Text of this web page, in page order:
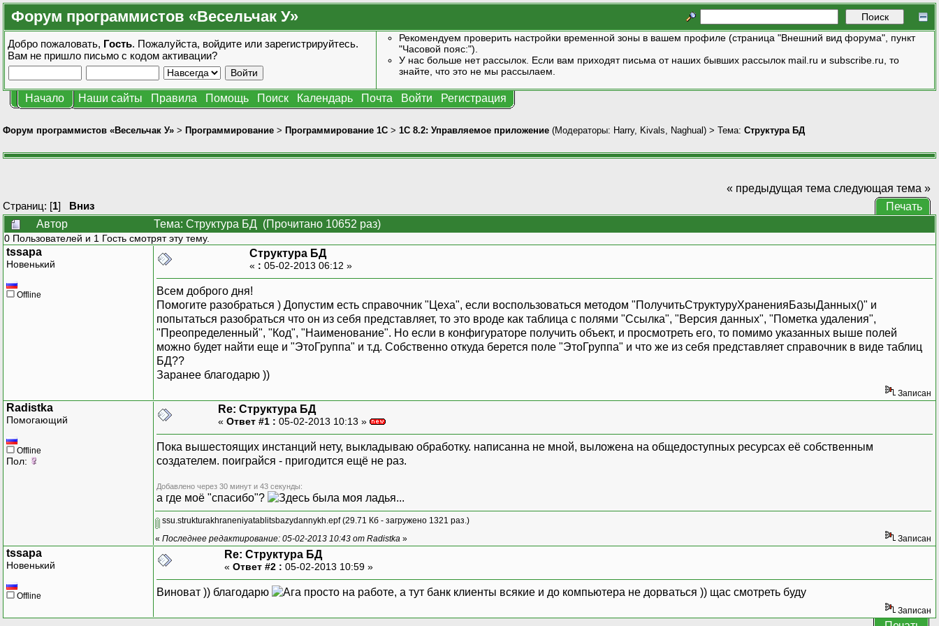
Форум программистов «Весельчак У»
Добро пожаловать, Гость. Пожалуйста, войдите или зарегистрируйтесь.
Вам не пришло письмо с кодом активации?
Рекомендуем проверить настройки временной зоны в вашем профиле (страница "Внешний вид форума", пункт
"Часовой пояс:").
У нас больше нет рассылок. Если вам приходят письма от наших бывших рассылок mail.ru и subscribe.ru, то
знайте, что это не мы рассылаем.
Начало Наши сайты Правила Помощь Поиск Календарь Почта Войти Регистрация
Форум программистов «Весельчак У» > Программирование > Программирование 1С > 1С 8.2: Управляемое приложение (Модераторы: Harry, Kivals Naghual) > Тема: Структура БД
Страниц: [1] Вниз
« предыдущая тема следующая тема »
Печать
Автор
Тема: Структура БД (Прочитано 10652 раз)
0 Пользователей и 1 Гость смотрят эту тему.
tssapa
Новенький
Offline
Структура БД
« : 05-02-2013 06:12 »
Всем доброго дня!
Помогите разобраться ) Допустим есть справочник "Цеха", если воспользоваться методом "ПолучитьСтруктуруХраненияБазыДанных()" и
попытаться разобраться что он из себя представляет, то это вроде как таблица с полями "Ссылка", "Версия данных", "Пометка удаления",
"Преопределенный", "Код", "Наименование". Но если в конфигураторе получить объект, и просмотреть его, то помимо указанных выше полей
можно будет найти еще и "ЭтоГруппа" и т.д. Собственно откуда берется поле "ЭтоГруппа" и что же из себя представляет справочник в виде таблиц
БД??
Заранее благодарю ))
Записан
Radistka
Помогающий
Offline
Пол:
Re: Структура БД
« Ответ #1 : 05-02-2013 10:13 »
Пока вышестоящих инстанций нету, выкладываю обработку. написанна не мной, выложена на общедоступных ресурсах её собственным
создателем. поиграйся - пригодится ещё не раз.
Добавлено через 30 минут и 43 секунды:
а где моё "спасибо"?
ssu.strukturakhraneniyatablitsbazydannykh.epf(29.71 Кб - загружено 1321 раз.)
« Последнее редактирование: 05-02-2013 10:43 от Radistka » Записан
tssapa
Новенький
Offline
Re: Структура БД
« Ответ #2 : 05-02-2013 10:59 »
Виноват )) благодарю просто на работе, а тут банк клиенты всякие и до компьютера не дорваться )) щас смотреть буду
Записан